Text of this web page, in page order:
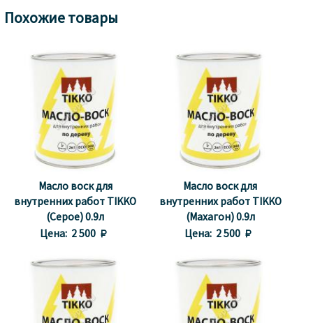
Похожие товары
Масло воск для
внутренних работ TIKKO
(Серое) 0.9л
Цена: 2 500 
Масло воск для
внутренних работ TIKKO
(Махагон) 0.9л
Цена: 2 500 